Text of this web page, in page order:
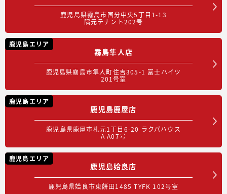
鹿児島県霧島市国分中央5丁目1-13
隅元テナント202号
鹿児島エリア
霧島隼人店
鹿児島県霧島市隼人町住吉305-1 富士ハイツ
201号室
鹿児島エリア
鹿児島鹿屋店
鹿児島県鹿屋市札元1丁目6-20 ラクパハウス
A A07号
鹿児島エリア
鹿児島姶良店
鹿児島県姶良市東餅田1485 TYFK 102号室